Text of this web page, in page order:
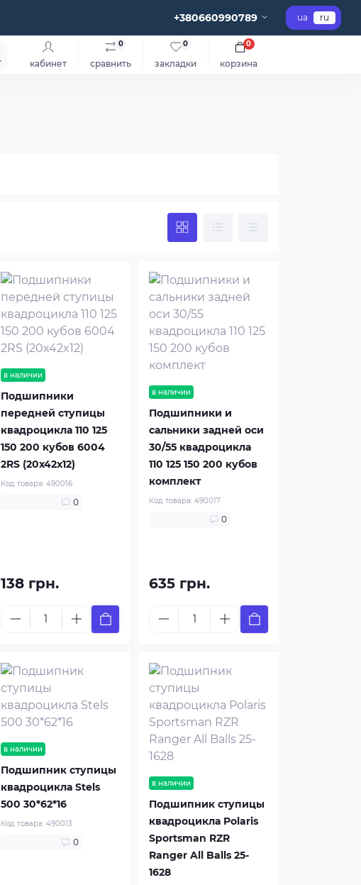
+380660990789 ua ru
кабинет сравнить
0
закладки
0
корзина
0
в наличии
Подшипники
передней ступицы
квадроцикла 110 125
150 200 кубов 6004
2RS (20x42x12)
Код товара: 490016
0
138 грн.
в наличии
Подшипники и
сальники задней оси
30/55 квадроцикла
110 125 150 200 кубов
комплект
Код товара:490017
0
635 грн.
в наличии
Подшипник ступицы
квадроцикла Stels
500 30*62*16
Код товара: 490013
0
в наличии
Подшипник ступицы
квадроцикла Polaris
Sportsman RZR
Ranger All Balls 25-
1628